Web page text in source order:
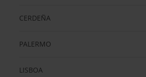
CERDEÑA
PALERMO
LISBOA